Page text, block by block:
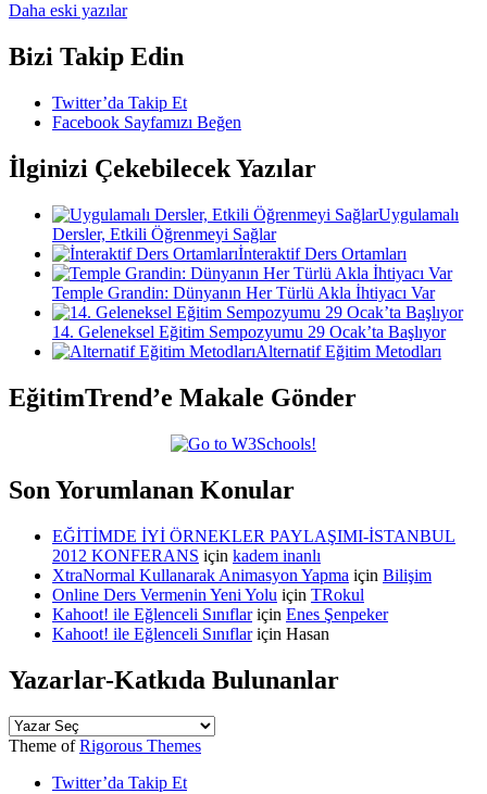
Daha eski yazılar
Bizi Takip Edin
Twitter’da Takip Et
Facebook Sayfamızı Beğen
İlginizi Çekebilecek Yazılar
Uygulamalı
Dersler, Etkili Öğrenmeyi Sağlar
İnteraktif Ders Ortamları
Temple Grandin: Dünyanın Her Türlü Akla İhtiyacı Var
14. Geleneksel Eğitim Sempozyumu 29 Ocak’ta Başlıyor
Alternatif Eğitim Metodları
EğitimTrend’e Makale Gönder
Son Yorumlanan Konular
EĞİTİMDE İYİ ÖRNEKLER PAYLAŞIMI-İSTANBUL
2012 KONFERANS için kadem inanlı
XtraNormal Kullanarak Animasyon Yapma için Bilişim
Online Ders Vermenin Yeni Yolu için TRokul
Kahoot! ile Eğlenceli Sınıflariçin Enes Şenpeker
Kahoot! ile Eğlenceli Sınıflariçin Hasan
Yazarlar-Katkıda Bulunanlar
Theme ofRigorous Themes
Twitter’da Takip Et